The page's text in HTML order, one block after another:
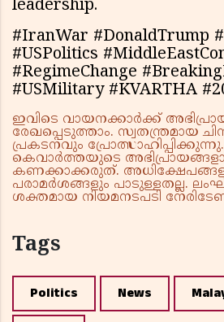
leadership.
#IranWar #DonaldTrump
#USPolitics
#RegimeChange
#USMilitary #KVARTHA
ഇവിടെ വായനക്കാർക്ക്
രേഖപ്പെടുത്താം. സ്വതന്ത്രമായ
പ്രകടനവും
കെവാർത്തയുടെ
കണക്കാക്കരുത്. അധിക്ഷേപങ്ങളും
പരാമർശങ്ങളും പാടുള്ളതല്ല.
ശക്തമായ നിയമനടപടി
Tags
Politics News